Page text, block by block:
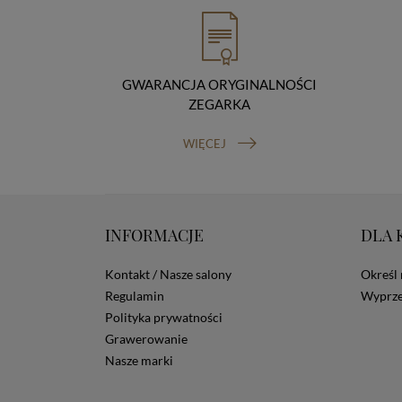
GWARANCJA ORYGINALNOŚCI
ZEGARKA
WIĘCEJ
INFORMACJE
Kontakt / Nasze salony
Regulamin
Polityka prywatności
Grawerowanie
Nasze marki
DLA
Określ